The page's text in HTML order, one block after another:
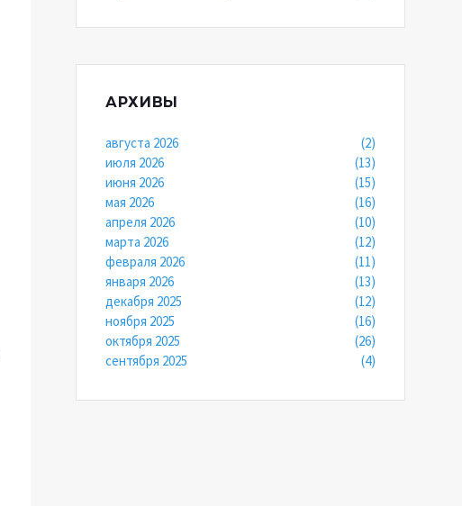
АРХИВЫ
августа 2026
(2)
июля 2026
(13)
июня 2026
(15)
мая 2026
(16)
апреля 2026
(10)
марта 2026
(12)
февраля 2026
(11)
января 2026
(13)
декабря 2025
(12)
ноября 2025
(16)
октября 2025
(26)
сентября 2025
(4)